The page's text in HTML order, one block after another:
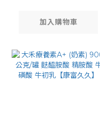
口、喝的精胺酸
加入購物車